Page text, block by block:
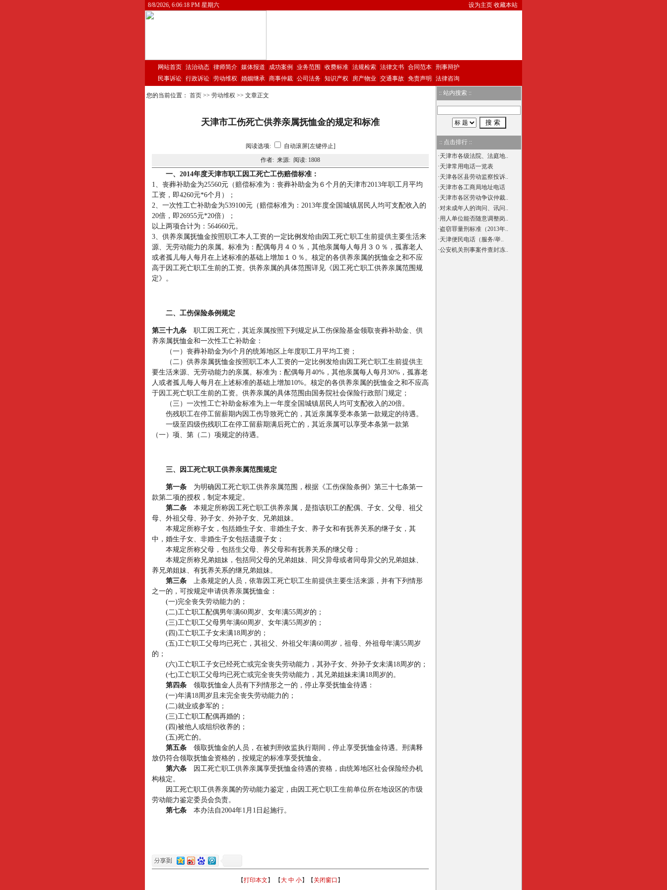
8/8/2026, 6:06:18 PM 星期六 设为主页 收藏本站
网站首页 法治动态 律师简介 媒体报道 成功案例 业务范围 收费标准 法规检索 法律文书 合同范本 刑事辩护
民事诉讼 行政诉讼 劳动维权 婚姻继承 商事仲裁 公司法务 知识产权 房产物业 交通事故 免责声明 法律咨询
您的当前位置： 首页 >> 劳动维权 >> 文章正文
天津市工伤死亡供养亲属抚恤金的规定和标准
阅读选项:
自动滚屏[左键停止]
作者: 来源: 阅读: 1808
一、 2014年度天津市职工因工死亡工伤赔偿标准：
1、丧葬补助金为25560元（赔偿标准为：丧葬补助金为６个月的天津市2013年职工月平均
工资，即4260元*6个月）；
2、一次性工亡补助金为539100元（赔偿标准为： 2013年度全国城镇居民人均可支配收入的
20倍，即26955元*20倍）；
以上两项合计为： 564660元。
3、供养亲属抚恤金按照职工本人工资的一定 比例 发给由因工死亡职工生前提供主要生活来
源、无劳动能力的亲属。标准为：配偶每月４０％，其他亲属每人每月３０％，孤寡老人
或者孤儿每人每月在上述标准的基础上增加１０％。核定的各供养亲属的抚恤金之和不应
高于因工死亡职工生前的工资。供养亲属的具体范围详见《因工死亡职工供养亲属范围规
定》。
二、工伤保险条例规定
第三十九条 职工因工死亡，其近亲属按照下列规定从工伤保险基金领取丧葬补助金、供
养亲属抚恤金和一次性工亡补助金：
（一）丧葬补助金为6个月的统筹地区上年度职工月平均工资；
（二）供养亲属抚恤金按照职工本人工资的一定比例发给由因工死亡职工生前提供主
要生活来源、无劳动能力的亲属。标准为：配偶每月 40% ，其他亲属每人每月 30% ，孤寡老
人或者孤儿每人每月在上述标准的基础上增加10%。核定的各供养亲属的抚恤金之和不应高
于因工死亡职工生前的工资。供养亲属的具体范围由国务院社会保险行政部门规定；
（三）一次性工亡补助金标准为上一年度全国城镇居民人均可支配收入的20倍。
伤残职工在停工留薪期内因工伤导致死亡的，其近亲属享受本条第一款规定的待遇。
一级至四级伤残职工在停工留薪期满后死亡的，其近亲属可以享受本条第一款第
（一）项、第（二）项规定的待遇。
三、因工死亡职工供养亲属范围规定
第一条 为明确因工死亡职工供养亲属范围，根据《工伤保险条例》第三十七条第一
款第二项的授权，制定本规定。
第二条 本规定所称因工死亡职工供养亲属，是指该职工的配偶、子女、父母、祖父
母、外祖父母、孙子女、外孙子女、兄弟姐妹。
本规定所称子女，包括婚生子女、非婚生子女、养子女和有抚养关系的继子女，其
中，婚生子女、非婚生子女包括遗腹子女；
本规定所称父母，包括生父母、养父母和有抚养关系的继父母；
本规定所称兄弟姐妹，包括同父母的兄弟姐妹、同父异母或者同母异父的兄弟姐妹、
养兄弟姐妹、有抚养关系的继兄弟姐妹。
第三条 上条规定的人员，依靠因工死亡职工生前提供主要生活来源，并有下列情形
之一的，可按规定申请供养亲属抚恤金：
(一)完全丧失劳动能力的；
(二)工亡职工配偶男年满60周岁、女年满55周岁的；
(三)工亡职工父母男年满60周岁、女年满55周岁的；
(四)工亡职工子女未满18周岁的；
(五)工亡职工父母均已死亡，其祖父、外祖父年满60周岁，祖母、外祖母年满55周岁
的；
(六)工亡职工子女已经死亡或完全丧失劳动能力，其孙子女、外孙子女未满18周岁的；
(七)工亡职工父母均已死亡或完全丧失劳动能力，其兄弟姐妹未满18周岁的。
第四条 领取抚恤金人员有下列情形之一的，停止享受抚恤金待遇：
(一)年满18周岁且未完全丧失劳动能力的；
(二)就业或参军的；
(三)工亡职工配偶再婚的；
(四)被他人或组织收养的；
(五)死亡的。
第五条 领取抚恤金的人员，在被判刑收监执行期间，停止享受抚恤金待遇。刑满释
放仍符合领取抚恤金资格的，按规定的标准享受抚恤金。
第六条 因工死亡职工供养亲属享受抚恤金待遇的资格，由统筹地区社会保险经办机
构核定。
因工死亡职工供养亲属的劳动能力鉴定，由因工死亡职工生前单位所在地设区的市级
劳动能力鉴定委员会负责。
第七条 本办法自2004年1月1日起施行。
【打印本文 】 【大 中 小】【 关闭窗口 】
:: 站内搜索 ::
:: 点击排行 ::
·天津市各级法院、法庭地..
·天津常用电话一览表
·天津各区县劳动监察投诉..
·天津市各工商局地址电话
·天津市各区劳动争议仲裁..
·对未成年人的询问、讯问..
·用人单位能否随意调整岗..
·盗窃罪量刑标准（2013年..
·天津便民电话（服务/举..
·公安机关刑事案件查封冻..